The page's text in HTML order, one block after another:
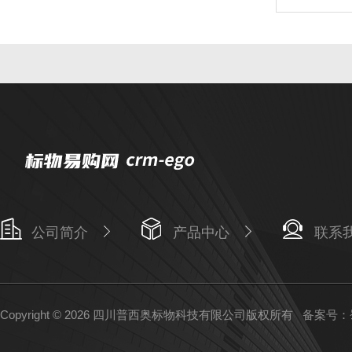
公司简介 产品中心 联系
Copyright © 2026 四川普西奥标物科技有限公司版权所有 备案号：